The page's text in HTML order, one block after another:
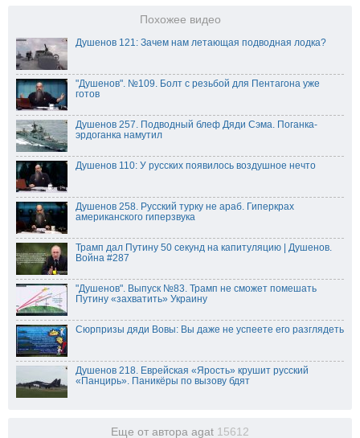
Похожее видео
Душенов 121: Зачем нам летающая подводная лодка?
"Душенов". №109. Болт с резьбой для Пентагона уже
готов
Душенов 257. Подводный блеф Дяди Сэма. Поганка-
эрдоганка намутил
Душенов 110: У русских появилось воздушное нечто
Душенов 258. Русский турку не араб. Гиперкрах
американского гиперзвука
Трамп дал Путину 50 секунд на капитуляцию | Душенов.
Война #287
"Душенов". Выпуск №83. Трамп не сможет помешать
Путину «захватить» Украину
Сюрпризы дяди Вовы: Вы даже не успеете его разглядеть
Душенов 218. Еврейская «Ярость» крушит русский
«Панцирь». Паникёры по вызову бдят
Еще от автора agat 15612